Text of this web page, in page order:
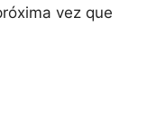
vez que